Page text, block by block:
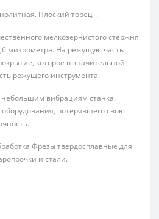
Плоский торец .
мелкозернистого стержня
микрометра. На режущую часть
которое в значительной
режущего инструмента.
небольшим вибрациям станка.
потерявшего свою
Фрезы твердосплавные для
и стали.